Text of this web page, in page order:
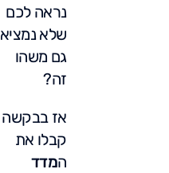
נראה לכם
שלא נמציא
גם משהו
זה?
אז בבקשה
קבלו את
המדד